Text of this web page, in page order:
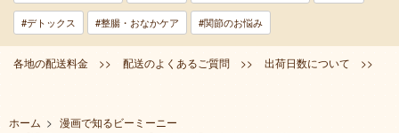
#デトックス #整腸・おなかケア #関節のお悩み
各地の配送料金 >> 配送のよくあるご質問 >> 出荷日数について >>
ホーム > 漫画で知るビーミーニー